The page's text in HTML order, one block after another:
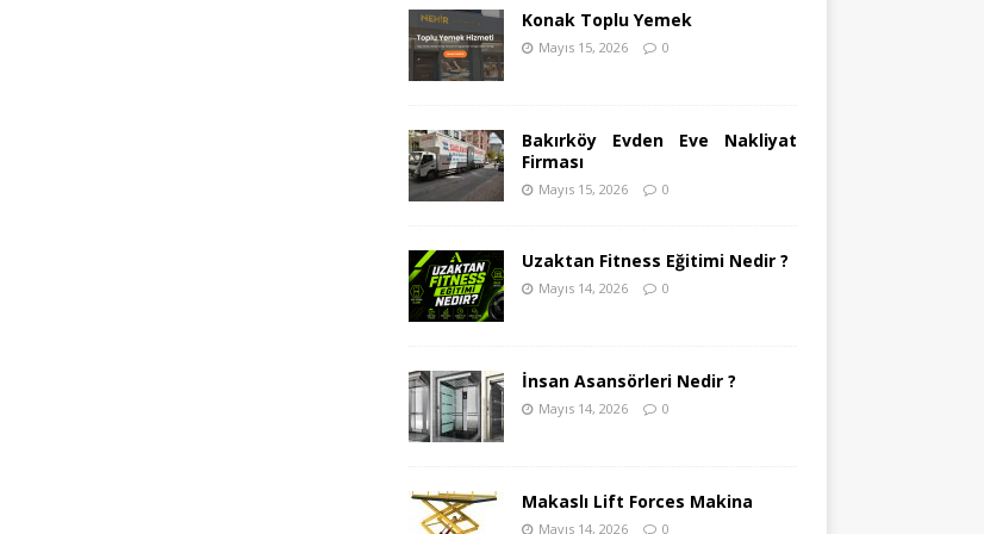
Konak Toplu Yemek
Mayıs 15, 2026 0
Bakırköy Evden Eve Nakliyat
Firması
Mayıs 15, 2026 0
Uzaktan Fitness Eğitimi Nedir ?
Mayıs 14, 2026 0
İnsan Asansörleri Nedir ?
Mayıs 14, 2026 0
Makaslı Lift Forces Makina
Mayıs 14, 2026 0